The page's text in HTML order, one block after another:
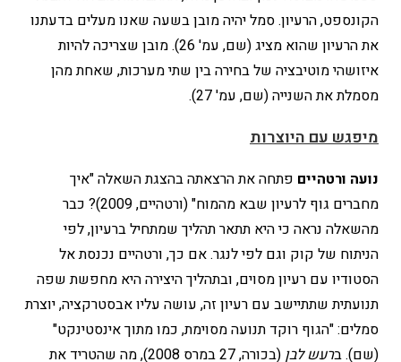
הקונספט, הרעיון. סמל יהיה מובן בשעה שאנו מעלים בדעתנו
את הרעיון שהוא מציג (שם, עמ' 26). מובן שצריכה להיות
איזושהי מוטיבציה של בחירה בין שתי מערכות, שאחת מהן
מסמלת את השנייה (שם, עמ' 27).
מיפגש עם היוצרות
נועה ורטהיים פתחה את הרצאתה בהצגת השאלה "איך
מחברים גוף לרעיון שבא מהמוח" (ורטהיים, 2009)? כבר
מהשאלה נראה כי היא תתאר תהליך שמתחיל ברעיון, לפי
הניתוח של קוק וגם לפי לנגר. אם כך, ורטהיים נכנסת אל
הסטודיו עם רעיון מסוים, ובתהליך היצירה היא מחפשת שפה
תנועתית שתתיישב עם רעיון זה, עושה עליו אבסטרקציה, יוצרת
סמלים: "הגוף רוקד תנועה מסוימת, כמו מתוך אינסטינקט"
(שם). ברעש לבן
(בכורה, 27 במרס 2008), מה שהטריד את